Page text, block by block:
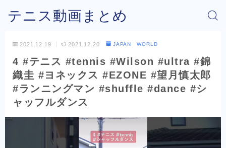
テニス動画まとめ
2021.12.19 2021.12.20 JAPAN WORLD
4 #テニス #tennis #Wilson #ultra #錦
織圭 #ヨネックス #EZONE #望月慎太郎
#ランニングマン #shuffle #dance #シ
ャッフルダンス